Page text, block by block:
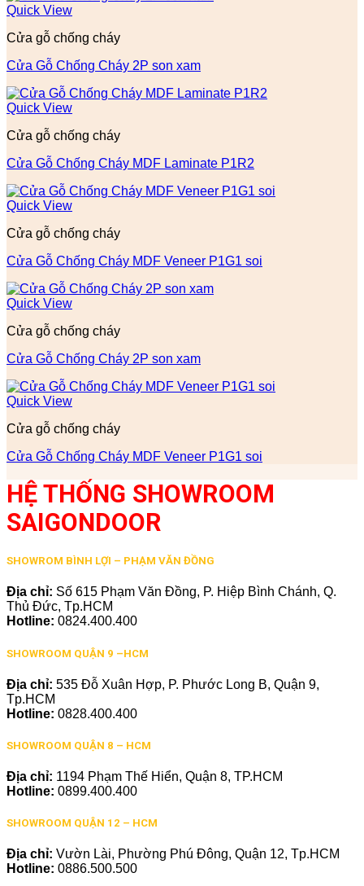
Quick View
Cửa gỗ chống cháy
Cửa Gỗ Chống Cháy 2P son xam
Quick View
Cửa gỗ chống cháy
Cửa Gỗ Chống Cháy MDF Laminate P1R2
Quick View
Cửa gỗ chống cháy
Cửa Gỗ Chống Cháy MDF Veneer P1G1 soi
Quick View
Cửa gỗ chống cháy
Cửa Gỗ Chống Cháy 2P son xam
Quick View
Cửa gỗ chống cháy
Cửa Gỗ Chống Cháy MDF Veneer P1G1 soi
HỆ THỐNG SHOWROOM
SAIGONDOOR
SHOWROM BÌNH LỢI – PHẠM VĂN ĐỒNG
Địa chỉ: Số 615 Phạm Văn Đồng, P. Hiệp Bình Chánh, Q.
Thủ Đức, Tp.HCM
Hotline: 0824.400.400
SHOWROOM QUẬN 9 –HCM
Địa chỉ: 535 Đỗ Xuân Hợp, P. Phước Long B, Quận 9,
Tp.HCM
Hotline: 0828.400.400
SHOWROOM QUẬN 8 – HCM
Địa chỉ: 1194 Phạm Thế Hiển, Quận 8, TP.HCM
Hotline: 0899.400.400
SHOWROOM QUẬN 12 – HCM
Địa chỉ: Vườn Lài, Phường Phú Đông, Quận 12, Tp.HCM
Hotline: 0886.500.500